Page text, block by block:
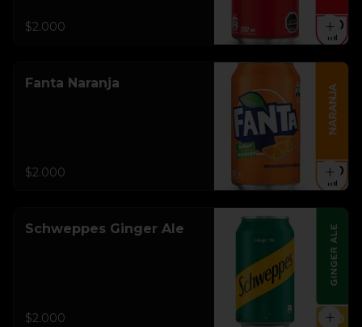
$2.000
Fanta Naranja
$2.000
Schweppes Ginger Ale
$2.000